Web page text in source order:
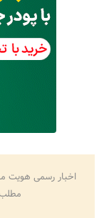
اخبار رسمی هویت